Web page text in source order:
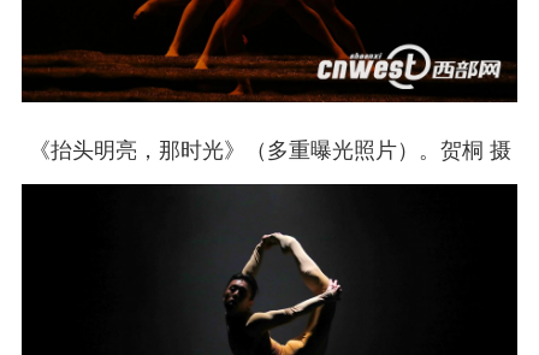
《抬头明亮，那时光》（多重曝光照片）。贺桐 摄